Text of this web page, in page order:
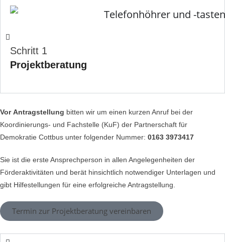
Schritt 1
Projektberatung
Vor Antragstellung bitten wir um einen kurzen Anruf bei der
Koordinierungs- und Fachstelle (KuF) der Partnerschaft für
Demokratie Cottbus unter folgender Nummer: 0163 3973417
Sie ist die erste Ansprechperson in allen Angelegenheiten der
Förderaktivitäten und berät hinsichtlich notwendiger Unterlagen und
gibt Hilfestellungen für eine erfolgreiche Antragstellung.
Termin zur Projektberatung vereinbaren